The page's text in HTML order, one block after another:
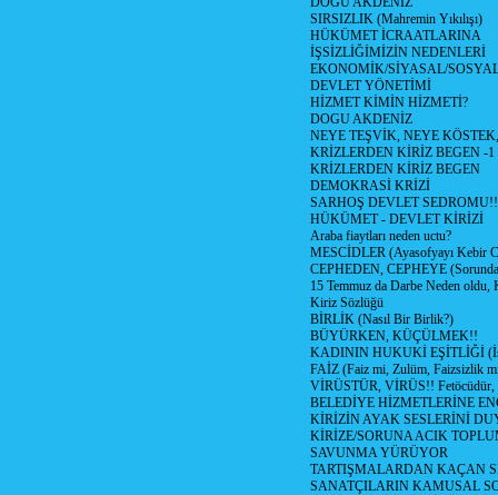
SIRSIZLIK (Mahremin Yıkılışı)
HÜKÜMET İCRAATLARINA
İŞSİZLİĞİMİZİN NEDENLERİ
EKONOMİK/SİYASAL/
DEVLET YÖNETİMİ
HİZMET KİMİN HİZMETİ?
DOGU AKDENİZ
NEYE TEŞVİK, NEYE
KRİZLERDEN KİRİZ BEGEN -1
KRİZLERDEN KİRİZ BEGEN
DEMOKRASİ KRİZİ
SARHOŞ DEVLET SEDROMU!!
HÜKÜMET - DEVLET KİRİZİ
Araba fiaytları neden uctu?
MESCİDLER (Ayasofyayı Kebir
CEPHEDEN, CEPHEYE
15 Temmuz da Darbe Neden oldu,
Kiriz Sözlüğü
BİRLİK (Nasıl Bir Birlik?)
BÜYÜRKEN, KÜÇÜLMEK!!
KADININ HUKUKİ EŞİTLİĞİ
FAİZ (Faiz mi, Zulüm, Faizsizlik
VİRÜSTÜR, VİRÜS!! Fetöcüdür,
BELEDİYE HİZMETLERİNE
KİRİZİN AYAK SESLERİNİ
KİRİZE/SORUNA ACIK
SAVUNMA YÜRÜYOR
TARTIŞMALARDAN KAÇAN
SANATÇILARIN KAMUSAL